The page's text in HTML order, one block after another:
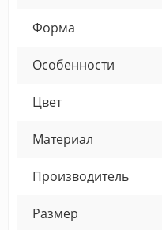
Форма
Особенности
Цвет
Материал
Производитель
Размер